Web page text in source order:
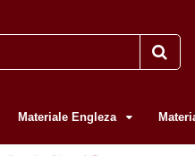
Materiale Engleza